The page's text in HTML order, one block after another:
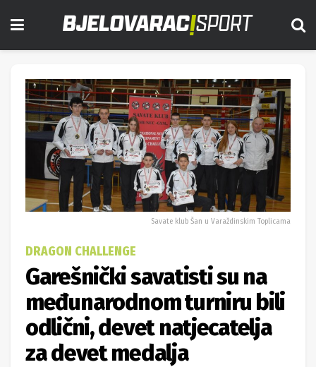
Savate klub Šan u Varaždinskim Toplicama
DRAGON CHALLENGE
Garešnički savatisti su na
međunarodnom turniru bili
odlični, devet natjecatelja
za devet medalja